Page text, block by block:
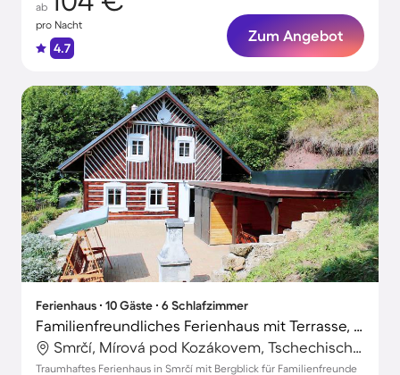
ab
pro Nacht
4.7
Zum Angebot
Ferienhaus ∙ 10 Gäste ∙ 6 Schlafzimmer
Familienfreundliches Ferienhaus mit Terrasse, Sauna und Grill | Bergblick | Hunde erlaubt
Smrčí, Mírová pod Kozákovem, Tschechische Republik
Traumhaftes Ferienhaus in Smrčí mit Bergblick für Familienfreunde